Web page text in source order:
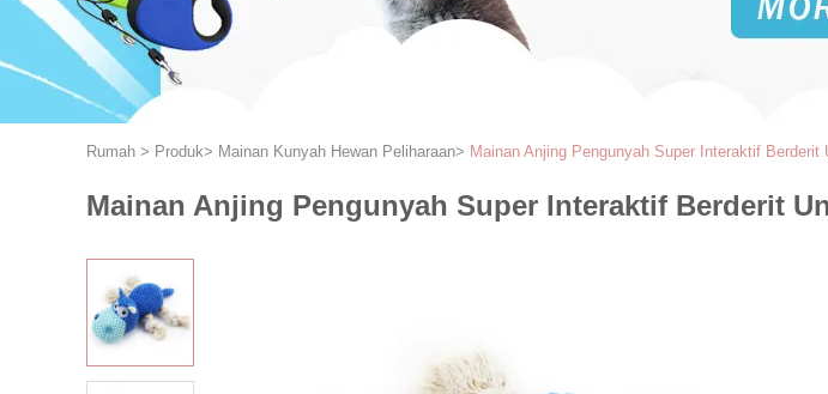
Rumah > Produk> Mainan Kunyah Hewan Peliharaan> Mainan Anjing Pengunyah Super Interaktif Berderit
Mainan Anjing Pengunyah Super Interaktif Berderit